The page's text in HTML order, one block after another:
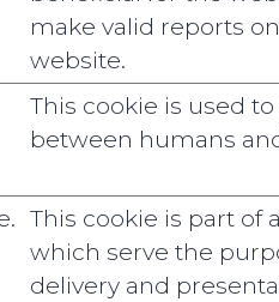
make valid reports
website.
This cookie is used
between humans
This cookie is part of
which serve the
delivery and